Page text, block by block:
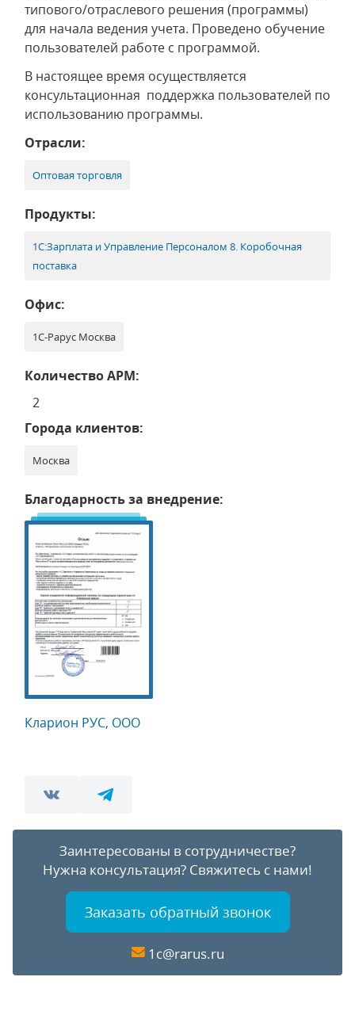
типового/отраслевого решения (программы)
для начала ведения учета. Проведено обучение
пользователей работе с программой.
В настоящее время осуществляется
консультационная поддержка пользователей по
использованию программы.
Отрасли:
Оптовая торговля
Продукты:
1С:Зарплата и Управление Персоналом 8. Коробочная
поставка
Офис:
1С-Рарус Москва
Количество АРМ:
2
Города клиентов:
Москва
Благодарность за внедрение:
Кларион РУС, ООО
Заинтересованы в сотрудничестве?
Нужна консультация? Свяжитесь с нами!
Заказать обратный звонок
1c@rarus.ru